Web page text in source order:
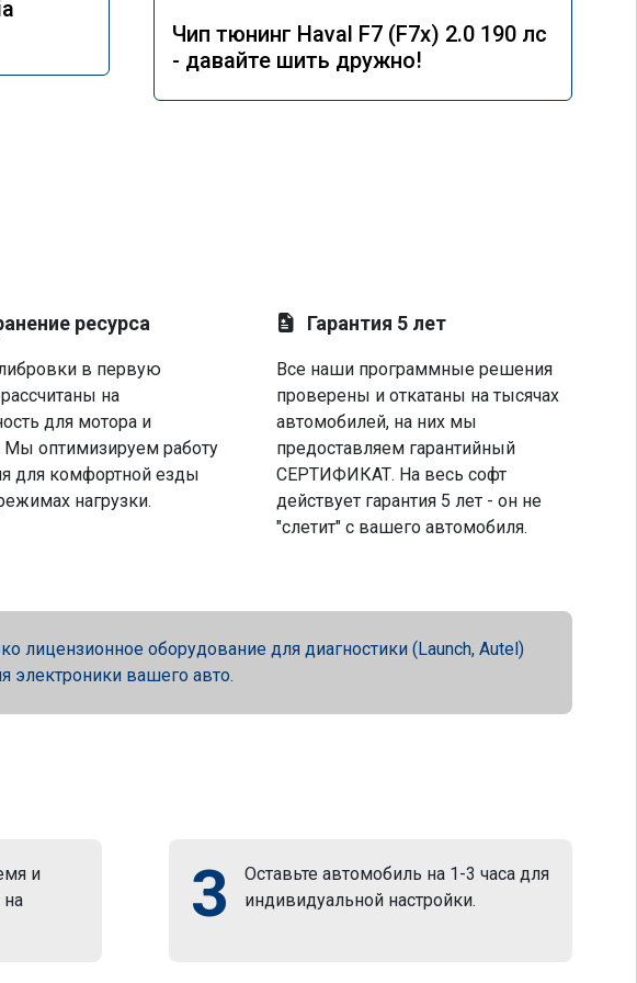
Чип тюнинг Haval F7 (F7x) 2.0 190 лс
- давайте шить дружно!
ресурса
в первую
на
для мотора и
Мы оптимизируем работу
для комфортной езды
нагрузки.
Гарантия 5 лет
Все наши программные решения
проверены и откатаны на тысячах
автомобилей, на них мы
предоставляем гарантийный
СЕРТИФИКАТ. На весь софт
действует гарантия 5 лет - он не
"слетит" с вашего автомобиля.
оборудование для диагностики (Launch, Autel)
электроники вашего авто.
и
на
3
Оставьте автомобиль на 1-3 часа для
индивидуальной настройки.